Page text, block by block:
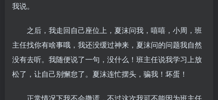
我说。
之后，我走回自己座位上，夏沫问我，嘻嘻，小周，班
主任找你有啥事哦，我还没缓过神来，夏沫问的问题我自然
没有去听。我随便说了一句，没什么！班主任说我学习上放
松了，让自己别懈怠了。夏沫连忙摆头，骗我！坏蛋！
正常情况下我不会撒谎，不过这次我可不能因为班主任